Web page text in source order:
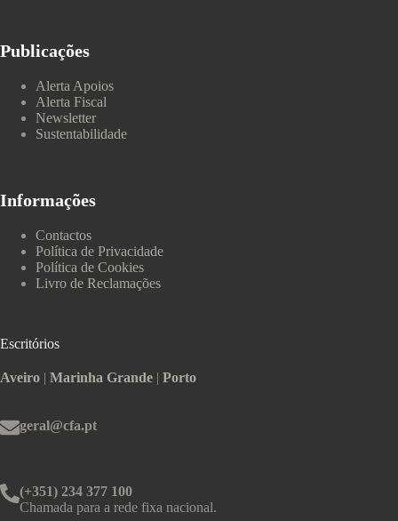
Publicações
Alerta Apoios
Alerta Fiscal
Newsletter
Sustentabilidade
Informações
Contactos
Política de Privacidade
Política de Cookies
Livro de Reclamações
Escritórios
Aveiro | Marinha Grande | Porto
geral@cfa.pt
(+351) 234 377 100
Chamada para a rede fixa nacional.